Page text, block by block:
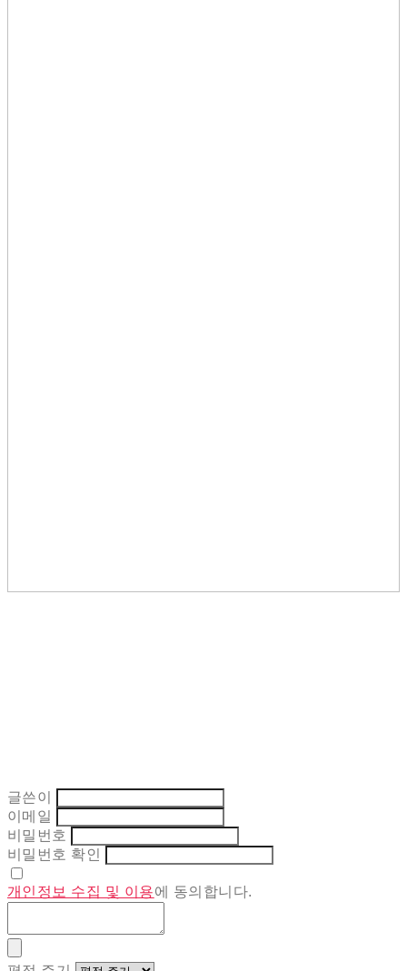
글쓴이
이메일
비밀번호
비밀번호 확인
개인정보 수집 및 이용에 동의합니다.